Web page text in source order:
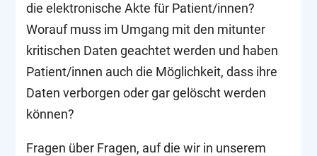
die elektronische Akte für Patient/innen?
Worauf muss im Umgang mit den mitunter
kritischen Daten geachtet werden und haben
Patient/innen auch die Möglichkeit, dass ihre
Daten verborgen oder gar gelöscht werden
können?
Fragen über Fragen, auf die wir in unserem